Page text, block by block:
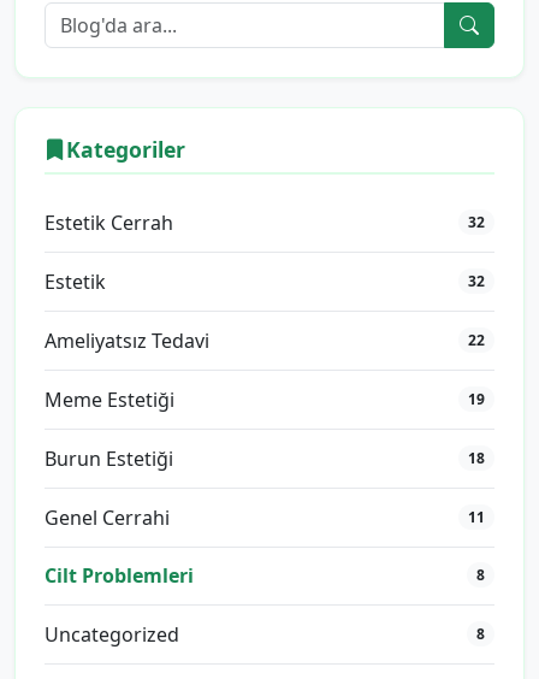
Kategoriler
Estetik Cerrah 32
Estetik 32
Ameliyatsız Tedavi 22
Meme Estetiği 19
Burun Estetiği 18
Genel Cerrahi 11
Cilt Problemleri 8
Uncategorized 8